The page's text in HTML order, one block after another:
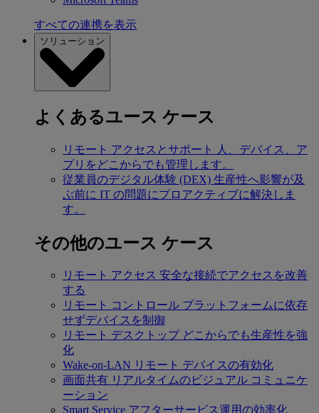
すべての連携を表示
ソリューション
よくあるユース ケース
リモート アクセスとサポート
人、デバイス、ア
プリをどこからでも管理します。
従業員のデジタル体験 (DEX) 生産性へ影響が及
ぶ前に IT の問題にプロアクティブに解決しま
す。
その他のユース ケース
リモート アクセス 安全な接続でアクセスを改善
する
リモート コントロール プラットフォームに依存
せずデバイスを制御
リモート デスクトップ どこからでも生産性を強
化
Wake-on-LAN リモート デバイスの有効化
画面共有 リアルタイムのビジュアル コミュニケ
ーション
Smart Service アフターサービス運用の効率化